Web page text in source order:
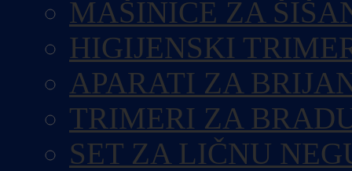
MAŠINICE ZA
HIGIJENSKI
APARATI ZA
TRIMERI ZA
SET ZA LIČNU